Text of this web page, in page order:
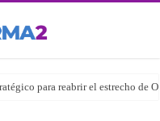
para reabrir el estrecho de